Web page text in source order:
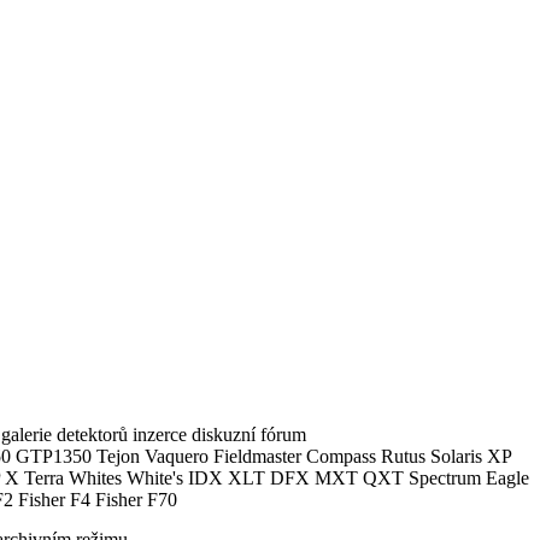
detektorů inzerce diskuzní fórum
Tejon Vaquero Fieldmaster Compass Rutus Solaris XP
Terra Whites White's IDX XLT DFX MXT QXT Spectrum Eagle
Fisher F4 Fisher F70